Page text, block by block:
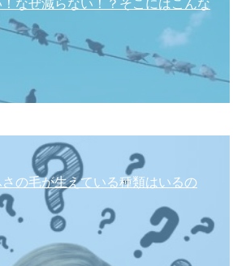
なぜ減らない！？そこにはこんな
の毛が生えている種類はいるの